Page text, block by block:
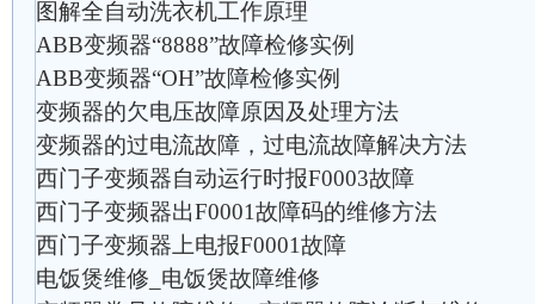
图解全自动洗衣机工作原理
ABB变频器“8888”故障检修实例
ABB变频器“OH”故障检修实例
变频器的欠电压故障原因及处理方法
变频器的过电流故障，过电流故障解决方法
西门子变频器自动运行时报F0003故障
西门子变频器出F0001故障码的维修方法
西门子变频器上电报F0001故障
电饭煲维修_电饭煲故障维修